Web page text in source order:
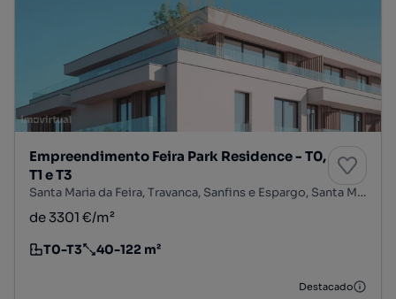
Empreendimento Feira Park Residence - T0,
T1 e T3
Santa Maria da Feira, Travanca, Sanfins e Espargo, Santa Maria da Feira, Aveiro
de 3301 €/m²
Tipologia
T0-T3
Preço por metro quadrado
40-122 m²
Destacado